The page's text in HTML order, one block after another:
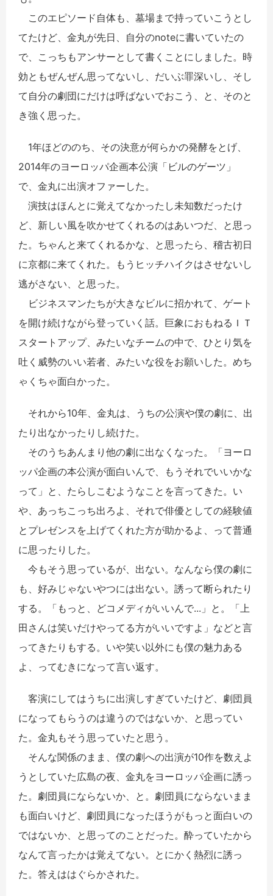
このエピソード自体も、墓場まで持っていこうとし
てたけど、金丸が先日、自分のnoteに書いていたの
で、こっちもアンサーとして書くことにしました。時
効ともぜんぜん思ってないし、だいぶ罪深いし、そし
て自分の劇団にだけは呼ばないでおこう、と、そのと
き強く思った。
1年ほどののち、その決意が何らかの発酵をとげ、
2014年のヨーロッパ企画本公演「ビルのゲーツ」
で、金丸に出演オファーした。
演技はほんとに覚えてなかったし未知数だったけ
ど、新しい風を吹かせてくれるのはあいつだ、と思っ
た。ちゃんと来てくれるかな、と思ったら、稽古初日
に京都に来てくれた。もうヒッチハイクはさせないし
逃がさない、と思った。
ビジネスマンたちが大きなビルに招かれて、ゲート
を開け続けながら登っていく話。巨象におもねるＩＴ
スタートアップ、みたいなチームの中で、ひとり気を
吐く威勢のいい若者、みたいな役をお願いした。めち
ゃくちゃ面白かった。
それから10年、金丸は、うちの公演や僕の劇に、出
たり出なかったりし続けた。
そのうちあんまり他の劇に出なくなった。「ヨーロ
ッパ企画の本公演が面白いんで、もうそれでいいかな
って」と、たらしこむようなことを言ってきた。い
や、あっちこっち出ろよ、それで俳優としての経験値
とプレゼンスを上げてくれた方が助かるよ、って普通
に思ったりした。
今もそう思っているが、出ない。なんなら僕の劇に
も、好みじゃないやつには出ない。誘って断られたり
する。「もっと、どコメディがいいんで...」と。「上
田さんは笑いだけやってる方がいいですよ」などと言
ってきたりもする。いや笑い以外にも僕の魅力ある
よ、ってむきになって言い返す。
客演にしてはうちに出演しすぎていたけど、劇団員
になってもらうのは違うのではないか、と思ってい
た。金丸もそう思っていたと思う。
そんな関係のまま、僕の劇への出演が10作を数えよ
うとしていた広島の夜、金丸をヨーロッパ企画に誘っ
た。劇団員にならないか、と。劇団員にならないまま
も面白いけど、劇団員になったほうがもっと面白いの
ではないか、と思ってのことだった。酔っていたから
なんて言ったかは覚えてない。とにかく熱烈に誘っ
た。答えははぐらかされた。